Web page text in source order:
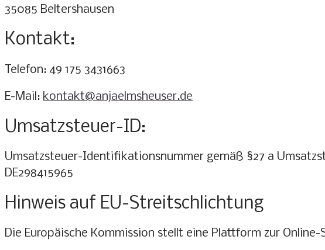
35085 Beltershausen
Kontakt:
Telefon: 49 175 3431663
E-Mail: kontakt@anjaelmsheuser.de
Umsatzsteuer-ID:
Umsatzsteuer-Identifikationsnummer gemäß §27 a
DE298415965
Hinweis auf EU-Streitschlichtung
Die Europäische Kommission stellt eine Plattform zur